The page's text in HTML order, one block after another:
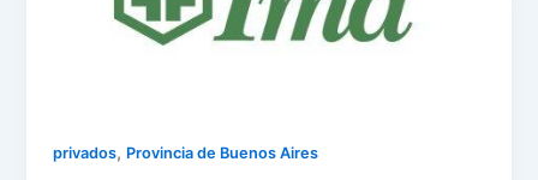
privados, Provincia de Buenos Aires